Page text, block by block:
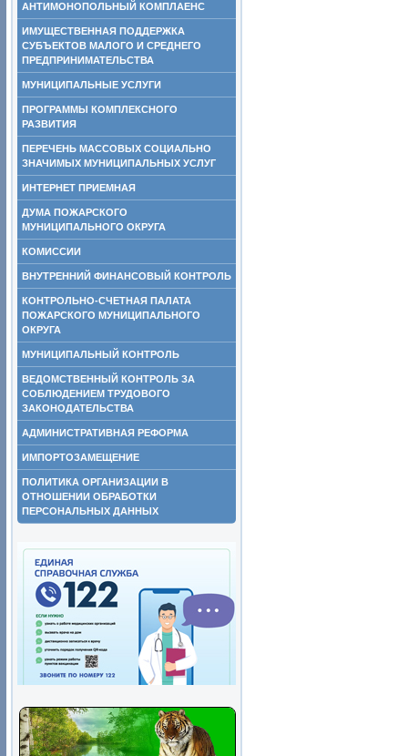
АНТИМОНОПОЛЬНЫЙ КОМПЛАЕНС
ИМУЩЕСТВЕННАЯ ПОДДЕРЖКА
СУБЪЕКТОВ МАЛОГО И СРЕДНЕГО
ПРЕДПРИНИМАТЕЛЬСТВА
МУНИЦИПАЛЬНЫЕ УСЛУГИ
ПРОГРАММЫ КОМПЛЕКСНОГО
РАЗВИТИЯ
ПЕРЕЧЕНЬ МАССОВЫХ СОЦИАЛЬНО
ЗНАЧИМЫХ МУНИЦИПАЛЬНЫХ УСЛУГ
ИНТЕРНЕТ ПРИЕМНАЯ
ДУМА ПОЖАРСКОГО
МУНИЦИПАЛЬНОГО ОКРУГА
КОМИССИИ
ВНУТРЕННИЙ ФИНАНСОВЫЙ КОНТРОЛЬ
КОНТРОЛЬНО-СЧЕТНАЯ ПАЛАТА
ПОЖАРСКОГО МУНИЦИПАЛЬНОГО
ОКРУГА
МУНИЦИПАЛЬНЫЙ КОНТРОЛЬ
ВЕДОМСТВЕННЫЙ КОНТРОЛЬ ЗА
СОБЛЮДЕНИЕМ ТРУДОВОГО
ЗАКОНОДАТЕЛЬСТВА
АДМИНИСТРАТИВНАЯ РЕФОРМА
ИМПОРТОЗАМЕЩЕНИЕ
ПОЛИТИКА ОРГАНИЗАЦИИ В
ОТНОШЕНИИ ОБРАБОТКИ
ПЕРСОНАЛЬНЫХ ДАННЫХ